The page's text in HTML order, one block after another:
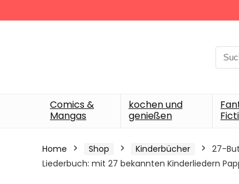
for:
Comics &
Mangas
kochen und
genießen
Home Shop Kinderbücher
27-
Liederbuch: mit 27 bekannten Kinderliedern